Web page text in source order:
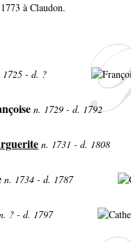
à Claudon.
1725 - d. ?
n. 1729 - d. 1792
n. 1731 - d. 1808
n. 1734 - d. 1787
? - d. 1797